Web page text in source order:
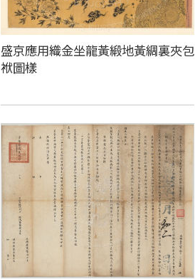
盛京應用織金坐龍黃緞地黃綢裏夾包
袱圖樣